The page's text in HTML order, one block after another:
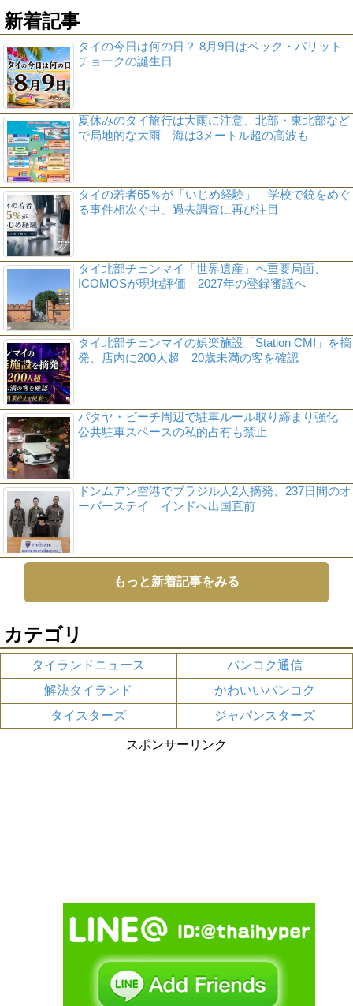
新着記事
タイの今日は何の日？ 8月9日はペック・パリット
チョークの誕生日
夏休みのタイ旅行は大雨に注意、北部・東北部など
で局地的な大雨 海は3メートル超の高波も
タイの若者65％が「いじめ経験」 学校で銃をめぐ
る事件相次ぐ中、過去調査に再び注目
タイ北部チェンマイ「世界遺産」へ重要局面、
ICOMOSが現地評価 2027年の登録審議へ
タイ北部チェンマイの娯楽施設「Station CMI」を摘
発、店内に200人超 20歳未満の客を確認
パタヤ・ビーチ周辺で駐車ルール取り締まり強化
公共駐車スペースの私的占有も禁止
ドンムアン空港でブラジル人2人摘発、237日間のオ
ーバーステイ インドへ出国直前
もっと新着記事をみる
カテゴリ
タイランドニュース
バンコク通信
解決タイランド
かわいいバンコク
タイスターズ
ジャパンスターズ
スポンサーリンク